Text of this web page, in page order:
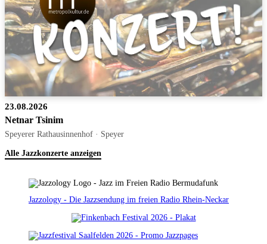
23.08.2026
Netnar Tsinim
Speyerer Rathausinnenhof · Speyer
Alle Jazzkonzerte anzeigen
Jazzology - Die Jazzsendung im freien Radio Rhein-Neckar